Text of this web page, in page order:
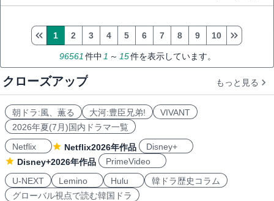
96561 件中 1 ～ 15件を表示しています。
1 2 3 4 5 6 7 8 9 10
クローズアップ もっと見る
朝ドラ:風、薫る 大河:豊臣兄弟!
VIVANT
2026年夏(7月)国内ドラマ一覧
Netflix
Netflix2026年作品
Disney+
Disney+2026年作品
PrimeVideo
U-NEXT
Lemino Hulu
韓ドラ歴史コラム
グローバル視点で読む韓国ドラ